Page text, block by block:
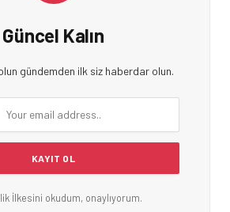
Güncel Kalın
gündemden ilk siz haberdar olun.
İlkesini okudum, onaylıyorum.